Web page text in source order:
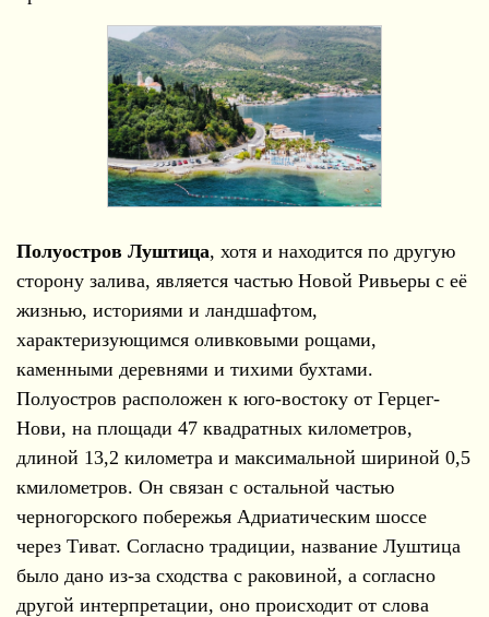
Полуостров Луштица, хотя и находится по другую
сторону залива, является частью Новой Ривьеры с её
жизнью, историями и ландшафтом,
характеризующимся оливковыми рощами,
каменными деревнями и тихими бухтами.
Полуостров расположен к юго-востоку от Герцег-
Нови, на площади 47 квадратных километров,
длиной 13,2 километра и максимальной шириной 0,5
кмилометров. Он связан с остальной частью
черногорского побережья Адриатическим шоссе
через Тиват. Согласно традиции, название Луштица
было дано из-за сходства с раковиной, а согласно
другой интерпретации, оно происходит от слова